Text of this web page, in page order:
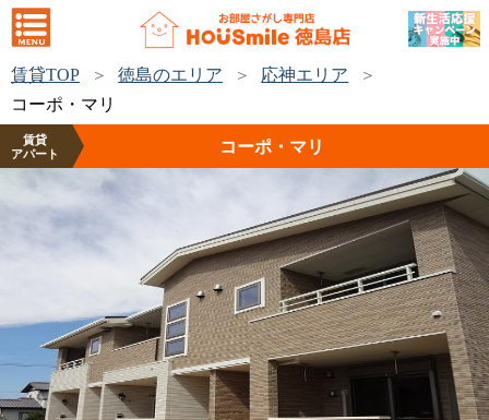
賃貸TOP 徳島のエリア
応神エリア
コーポ・マリ
賃貸
アパート
コーポ・マリ